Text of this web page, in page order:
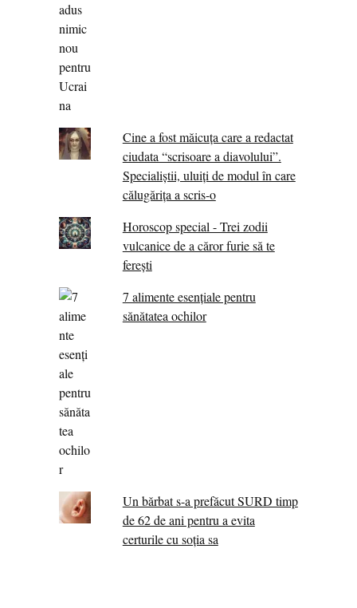
Cine a fost măicuţa care a redactat
ciudata “scrisoare a diavolului”.
Specialiştii, uluiţi de modul în care
călugărița a scris-o
Horoscop special - Trei zodii
vulcanice de a căror furie să te
ferești
7 alimente esenţiale pentru
sănătatea ochilor
Un bărbat s-a prefăcut SURD timp
de 62 de ani pentru a evita
certurile cu soția sa